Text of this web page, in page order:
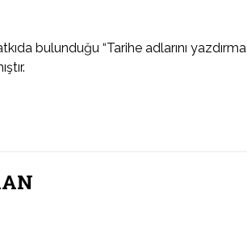
bulunduğu “Tarihe adlarını yazdırma